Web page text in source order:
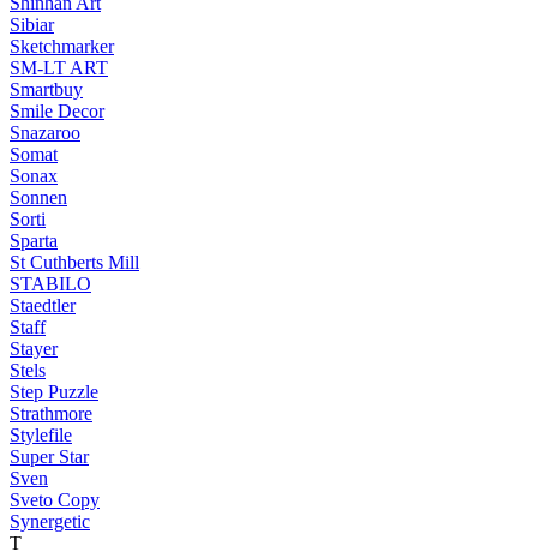
Sibiar
Sketchmarker
SM-LT ART
Smartbuy
Smile Decor
Snazaroo
Somat
Sonax
Sonnen
Sorti
Sparta
St Cuthberts Mill
STABILO
Staedtler
Staff
Stayer
Stels
Step Puzzle
Strathmore
Stylefile
Super Star
Sven
Sveto Copy
Synergetic
T